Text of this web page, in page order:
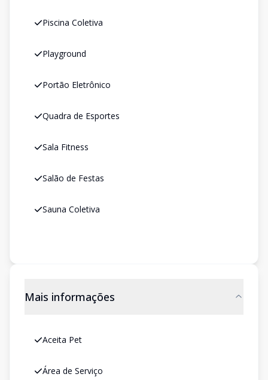
Piscina Coletiva
Playground
Portão Eletrônico
Quadra de Esportes
Sala Fitness
Salão de Festas
Sauna Coletiva
Mais informações
Aceita Pet
Área de Serviço